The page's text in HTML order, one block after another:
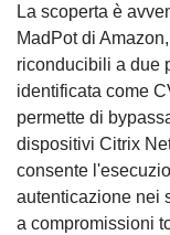
La scoperta è
MadPot di
riconducibili a due
identificata come
permette di
dispositivi Citrix
consente
autenticazione nei
a compromissioni